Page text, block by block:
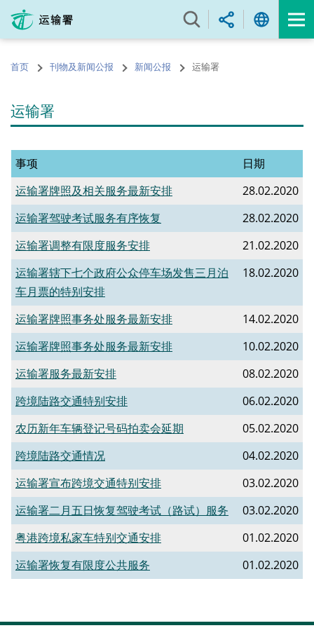
内
的首页 刊物及新闻公报 新闻公报 运输署
运输署
事项
日期
运输署牌照及相关服务最新安排
28.02.2020
运输署驾驶考试服务有序恢复
28.02.2020
运输署调整有限度服务安排
21.02.2020
运输署辖下七个政府公众停车场发售三月泊
车月票的特别安排
18.02.2020
运输署牌照事务处服务最新安排
14.02.2020
运输署牌照事务处服务最新安排
10.02.2020
运输署服务最新安排
08.02.2020
跨境陆路交通特别安排
06.02.2020
农历新年车辆登记号码拍卖会延期
05.02.2020
跨境陆路交通情况
04.02.2020
运输署宣布跨境交通特别安排
03.02.2020
运输署二月五日恢复驾驶考试（路试）服务
03.02.2020
粤港跨境私家车特别交通安排
01.02.2020
运输署恢复有限度公共服务
01.02.2020